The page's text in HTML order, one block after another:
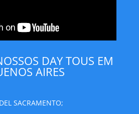
DAY TOUS EM
AIRES
SACRAMENTO;